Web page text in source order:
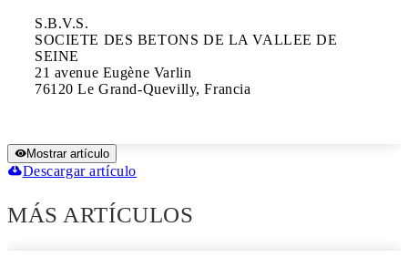
S.B.V.S.
SOCIETE DES BETONS DE LA VALLEE DE
SEINE
21 avenue Eugène Varlin
76120 Le Grand-Quevilly, Francia
Mostrar artículo
Descargar artículo
MÁS ARTÍCULOS